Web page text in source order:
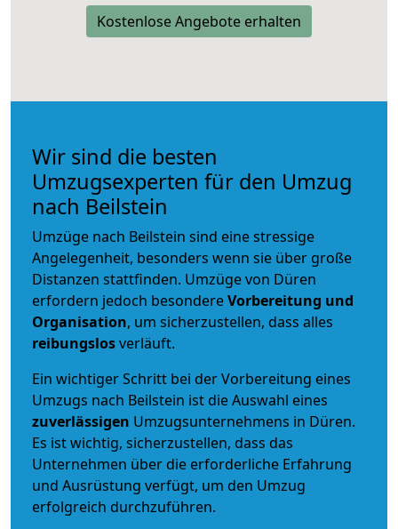
Kostenlose Angebote erhalten
Wir sind die besten
Umzugsexperten für den Umzug
nach Beilstein
Umzüge nach Beilstein sind eine stressige
Angelegenheit, besonders wenn sie über große
Distanzen stattfinden. Umzüge von Düren
erfordern jedoch besondereVorbereitung und
Organisation, um sicherzustellen, dass alles
reibungslosverläuft.
Ein wichtiger Schritt bei der Vorbereitung eines
Umzugs nach Beilstein ist die Auswahl eines
zuverlässigen Umzugsunternehmens in Düren.
Es ist wichtig, sicherzustellen, dass das
Unternehmen über die erforderliche Erfahrung
und Ausrüstung verfügt, um den Umzug
erfolgreich durchzuführen.